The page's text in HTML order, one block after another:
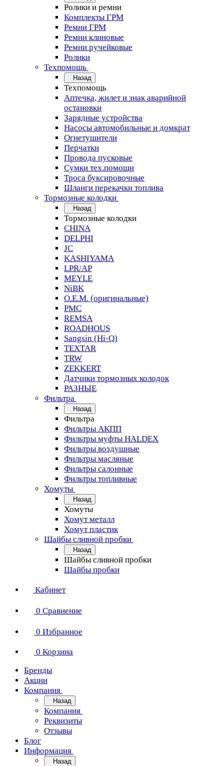
Ролики и ремни
Комплекты ГРМ
Ремни ГРМ
Ремни клиновые
Ремни ручейковые
Ролики
Техпомощь
Назад
Техпомощь
Аптечка, жилет и знак аварийной
остановки
Зарядные устройства
Насосы автомобильные и домкрат
Огнетушители
Перчатки
Провода пусковые
Сумки тех.помощи
Троса буксировочные
Шланги перекачки топлива
Тормозные колодки
Назад
Тормозные колодки
CHINA
DELPHI
JC
KASHIYAMA
LPR/AP
MEYLE
NiBK
O.E.M. (оригинальные)
PMC
REMSA
ROADHOUS
Sangsin (Hi-Q)
TEXTAR
TRW
ZEKKERT
Датчики тормозных колодок
РАЗНЫЕ
Фильтра
Назад
Фильтра
Фильтры АКПП
Фильтры муфты HALDEX
Фильтры воздушные
Фильтры масляные
Фильтры салонные
Фильтры топливные
Хомуты
Назад
Хомуты
Хомут металл
Хомут пластик
Шайбы сливной пробки
Назад
Шайбы сливной пробки
Шайбы пробки
Кабинет
0 Сравнение
0 Избранное
0 Корзина
Бренды
Акции
Компания
Назад
Компания
Реквизиты
Отзывы
Блог
Информация
Назад